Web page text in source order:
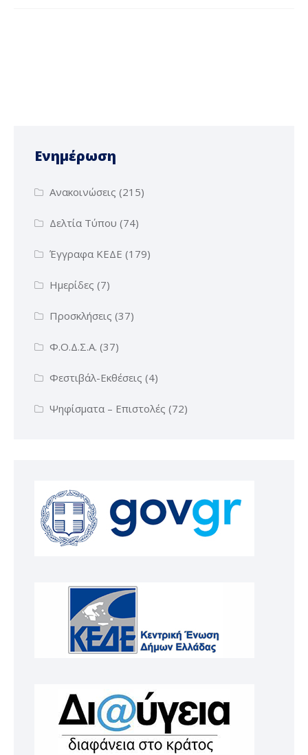
Ενημέρωση
Ανακοινώσεις (215)
Δελτία Τύπου (74)
Έγγραφα ΚΕΔΕ (179)
Ημερίδες (7)
Προσκλήσεις (37)
Φ.Ο.Δ.Σ.Α. (37)
Φεστιβάλ-Εκθέσεις (4)
Ψηφίσματα – Επιστολές (72)